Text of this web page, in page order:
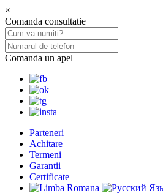
×
Comanda consultatie
Comanda un apel
Parteneri
Achitare
Termeni
Garantii
Certificate